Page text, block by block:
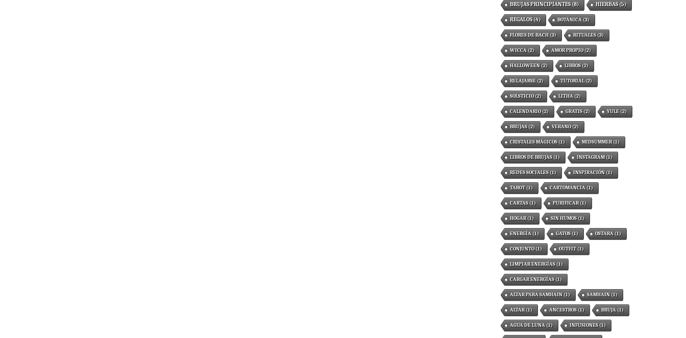
BRUJAS PRINCIPIANTES(8) HIERBAS(5)
REGALOS(4) BOTÁNICA(3)
FLORES DE BACH(3) RITUALES(3)
WICCA(2) AMOR PROPIO(2)
HALLOWEEN(2) LIBROS(2)
RELAJARSE(2) TUTORIAL(2)
SOLSTICIO(2) LITHA(2)
CALENDARIO(2) GRATIS(2) YULE(2)
BRUJAS(2) VERANO(2)
CRISTALES MÁGICOS(1) MIDSUMMER(1)
LIBROS DE BRUJAS(1) INSTAGRAM(1)
REDES SOCIALES(1) INSPIRACIÓN(1)
TAROT(1) CARTOMANCIA(1)
CARTAS(1) PURIFICAR(1)
HOGAR(1) SIN HUMOS(1)
ENERGÍA(1) GATOS(1) OSTARA(1)
CONJUNTO(1) OUTFIT(1)
LIMPIAR ENERGÍAS(1)
CARGAR ENERGÍAS(1)
ALTAR PARA SAMHAIN(1) SAMHAIN(1)
ALTAR(1) ANCESTROS(1) BRUJA(1)
AGUA DE LUNA(1) INFUSIONES(1)